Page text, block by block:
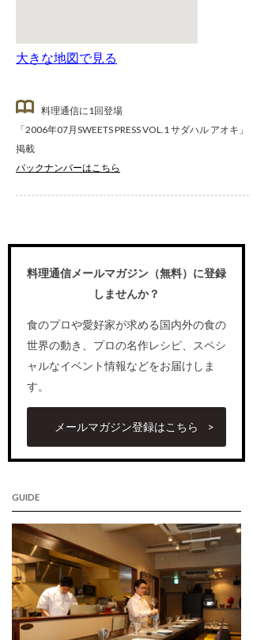
大きな地図で見る
料理通信に1回登場
「2006年07月SWEETS PRESS VOL.1 サダハル アオキ」
掲載
バックナンバーはこちら
料理通信メールマガジン（無料）に登録
しませんか？
食のプロや愛好家が求める国内外の食の
世界の動き、プロの名作レシピ、スペシ
ャルなイベント情報などをお届けしま
す。
メールマガジン登録はこちら
GUIDE